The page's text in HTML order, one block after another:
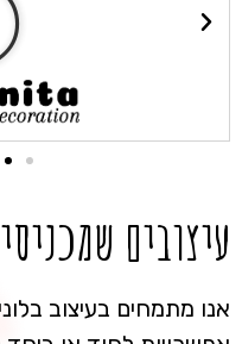
עיצובים
אנו מתמחים בעיצוב